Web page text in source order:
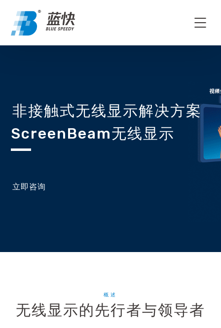
非接触式无线显示解决方案
ScreenBeam无线显示
立即咨询
概述
无线显示的先行者与领导者